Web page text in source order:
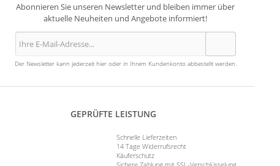
Abonnieren Sie unseren Newsletter und bleiben immer über
aktuelle Neuheiten und Angebote informiert!
Der Newsletter kann jederzeit hier oder in Ihrem Kundenkonto abbestellt werden.
GEPRÜFTE LEISTUNG
Schnelle Lieferzeiten
14 Tage Widerrufsrecht
Käuferschutz